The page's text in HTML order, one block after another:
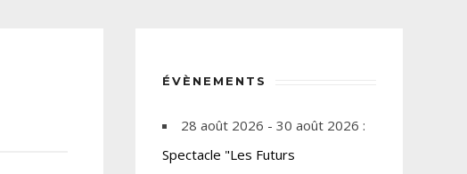
ÉVÈNEMENTS
28 août 2026 - 30 août 2026 :
Spectacle "Les Futurs